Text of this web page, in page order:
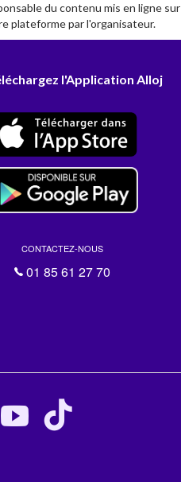
du contenu mis en ligne sur
plateforme par l'organisateur.
l'Application Alloj
CONTACTEZ-NOUS
01 85 61 27 70